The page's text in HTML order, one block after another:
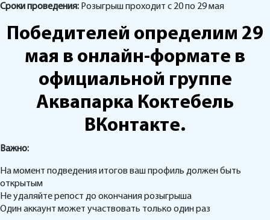
Сроки проведения: Розыгрыш проходит с 20 по 29 мая
Победителей определим 29
мая в онлайн-формате в
официальной группе
Аквапарка Коктебель
ВКонтакте.
Важно:
На момент подведения итогов ваш профиль должен быть
открытым
Не удаляйте репост до окончания розыгрыша
Один аккаунт может участвовать только один раз